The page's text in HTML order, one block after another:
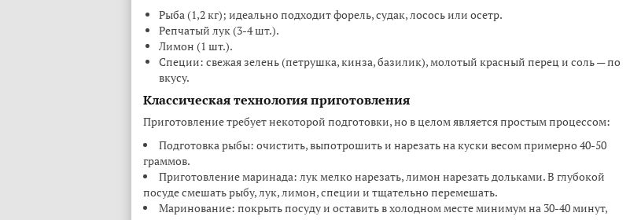
Рыба (1,2 кг); идеально подходит форель, судак, лосось или осетр.
Репчатый лук (3-4 шт.).
Лимон (1 шт.).
Специи: свежая зелень (петрушка, кинза, базилик), молотый красный перец и соль — по
вкусу.
Классическая технология приготовления
Приготовление требует некоторой подготовки, но в целом является простым процессом:
Подготовка рыбы: очистить, выпотрошить и нарезать на куски весом примерно 40-50
граммов.
Приготовление маринада: лук мелко нарезать, лимон нарезать дольками. В глубокой
посуде смешать рыбу, лук, лимон, специи и тщательно перемешать.
Маринование: покрыть посуду и оставить в холодном месте минимум на 30-40 минут,